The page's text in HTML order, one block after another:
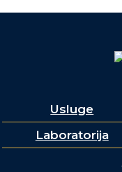
Usluge
Laboratorija